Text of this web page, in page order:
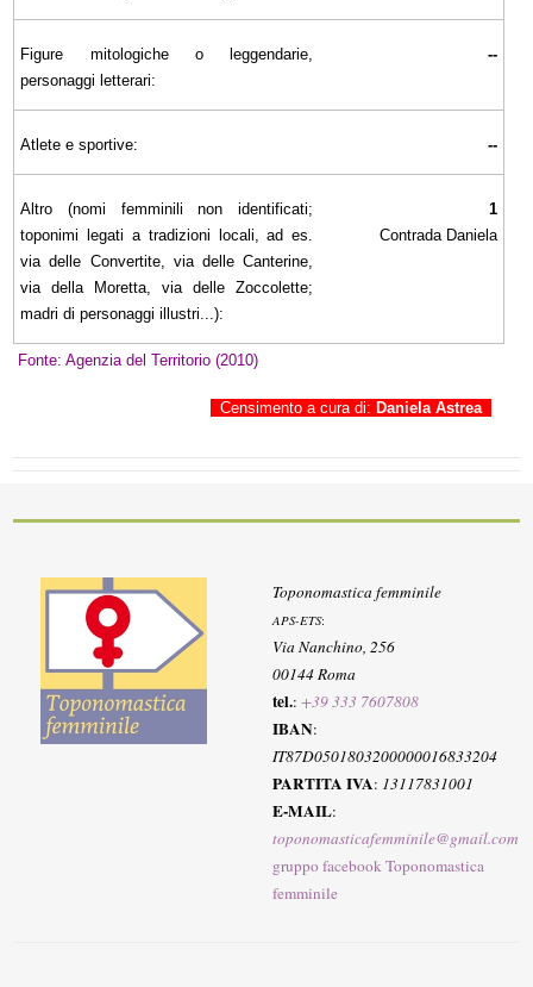
Figure mitologiche o leggendarie,
personaggi letterari:
--
Atlete e sportive: --
Altro (nomi femminili non identificati;
toponimi legati a tradizioni locali, ad es.
via delle Convertite, via delle Canterine,
via della Moretta, via delle Zoccolette;
madri di personaggi illustri...):
1
Contrada Daniela
Fonte: Agenzia del Territorio (2010)
Censimento a cura di: Daniela Astrea
Toponomastica femminile
APS-ETS:
Via Nanchino, 256
00144 Roma
tel.:+39 333 7607808
IBAN:
IT87D0501803200000016833204
PARTITA IVA: 13117831001
E-MAIL:
toponomasticafemminile@gmail.com
gruppo facebook Toponomastica
femminile